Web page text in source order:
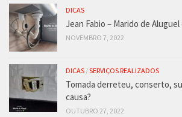
DICAS
Jean Fabio – Marido de Aluguel
NOVEMBRO 7, 2022
DICAS /SERVIÇOS REALIZADOS
Tomada derreteu, conserto,
causa?
OUTUBRO 27, 2022